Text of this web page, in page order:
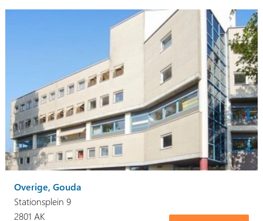
Overige, Gouda
Stationsplein 9
2801 AK